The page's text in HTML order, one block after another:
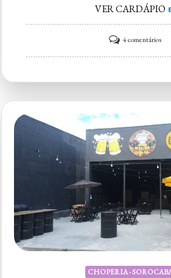
VER CARDÁPIO
4 comentáriosem
CHOPERIA -